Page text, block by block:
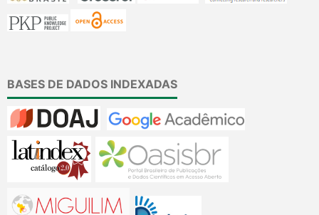
BASES DE DADOS INDEXADAS